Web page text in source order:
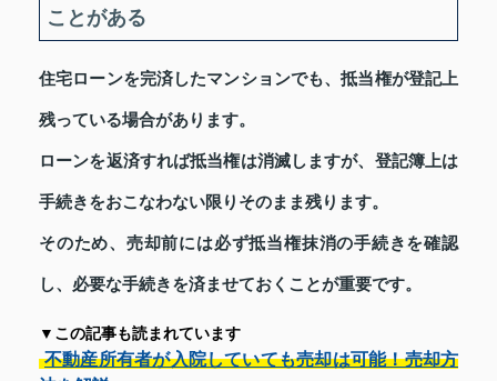
ことがある
住宅ローンを完済したマンションでも、抵当権が登記上
残っている場合があります。
ローンを返済すれば抵当権は消滅しますが、登記簿上は
手続きをおこなわない限りそのまま残ります。
そのため、売却前には必ず抵当権抹消の手続きを確認
し、必要な手続きを済ませておくことが重要です。
▼この記事も読まれています
不動産所有者が入院していても売却は可能！売却方